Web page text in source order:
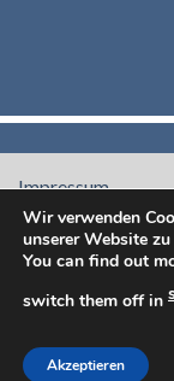
Impressum -
Wir verwenden
unserer Website
You can find out
switch them off in
Akzeptieren